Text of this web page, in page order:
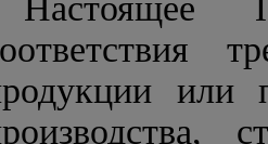
Настоящее
или